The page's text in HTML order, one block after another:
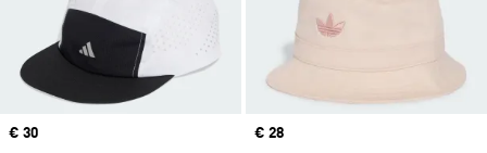
Precio
€ 30
Precio
€ 28